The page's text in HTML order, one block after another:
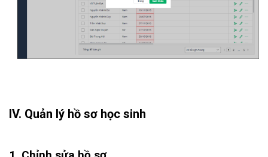
IV. Quản lý hồ sơ học sinh